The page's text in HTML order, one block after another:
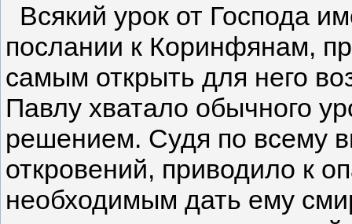
Всякий урок от Господа
послании к Коринфянам,
самым открыть для него
Павлу хватало обычного
решением. Судя по всему
откровений, приводило к
необходимым дать ему